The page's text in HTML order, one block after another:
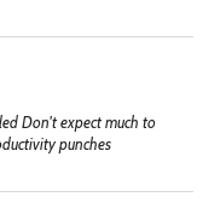
Don't expect much to
punches